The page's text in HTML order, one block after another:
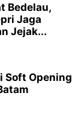
Bedelau,
Jaga
Jejak...
Soft Opening